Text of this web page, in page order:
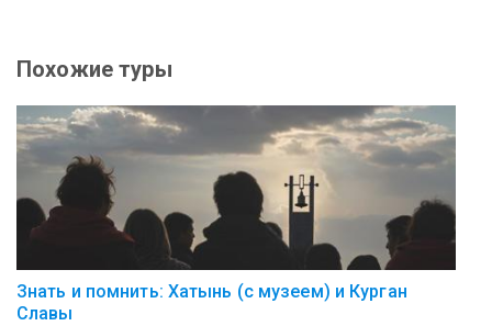
Похожие туры
Знать и помнить: Хатынь (с музеем) и Курган
Славы